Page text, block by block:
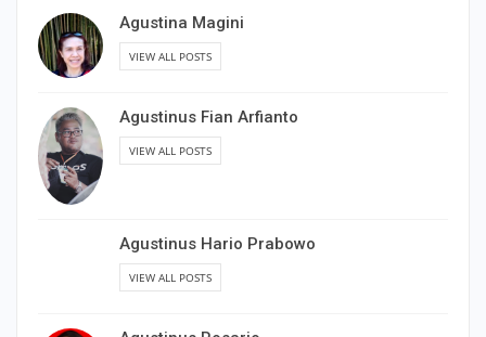
Agustina Magini
VIEW ALL POSTS
Agustinus Fian Arfianto
VIEW ALL POSTS
Agustinus Hario Prabowo
VIEW ALL POSTS